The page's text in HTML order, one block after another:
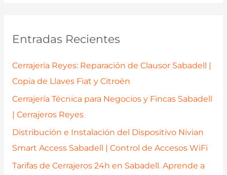
p
o
:
Entradas Recientes
Cerrajería Reyes: Reparación de Clausor Sabadell |
Copia de Llaves Fiat y Citroën
Cerrajería Técnica para Negocios y Fincas Sabadell
| Cerrajeros Reyes
Distribución e Instalación del Dispositivo Nivian
Smart Access Sabadell | Control de Accesos WiFi
Tarifas de Cerrajeros 24h en Sabadell. Aprende a